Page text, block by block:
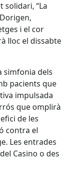
solidari, “La
i el cor
lloc el dissabte
simfonia dels
pacients que
impulsada
que omplirà
de les
contra el
Les entrades
Casino o des